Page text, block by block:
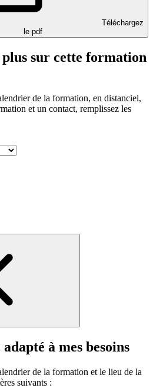
Téléchargez
le pdf
sur cette formation
de la formation, en distanciel,
et un contact, remplissez les
à mes besoins
de la formation et le lieu de la
suivants :